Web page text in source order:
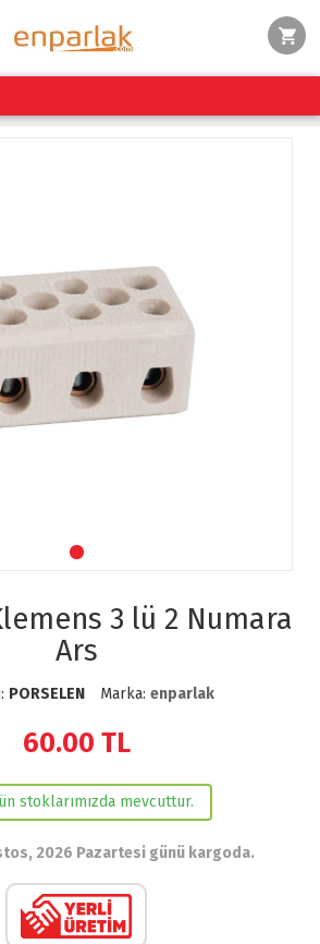
3 lü 2 Numara
Ars
PORSELEN Marka: enparlak
60.00 TL
stoklarımızda mevcuttur.
2026 Pazartesi günü kargoda.